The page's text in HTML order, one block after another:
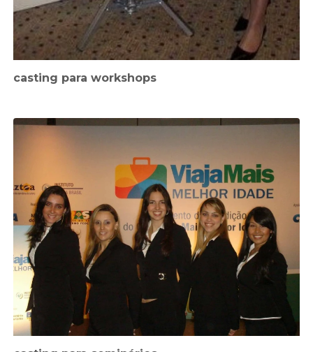
casting para workshops